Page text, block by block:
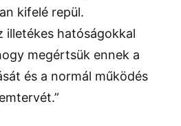
kifelé repül.
illetékes hatóságokkal
megértsük ennek a
és a normál működés